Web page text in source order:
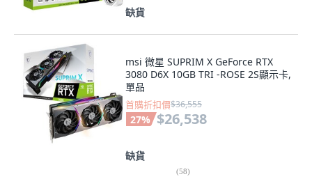
缺貨
msi 微星 SUPRIM X GeForce RTX
3080 D6X 10GB TRI -ROSE 2S顯示卡,
單品
首購折扣價$36,555
27% $26,538
缺貨
(58)